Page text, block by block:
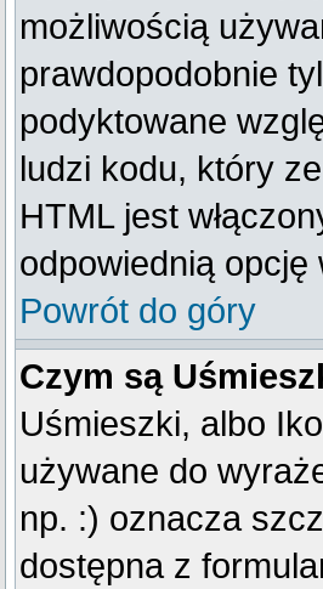
możliwością
prawdopodobnie
podyktowane
ludzi kodu, który
HTML jest
odpowiednią opcję
Powrót do góry
Czym są
Uśmieszki, albo
używane do
np. :) oznacza
dostępna z